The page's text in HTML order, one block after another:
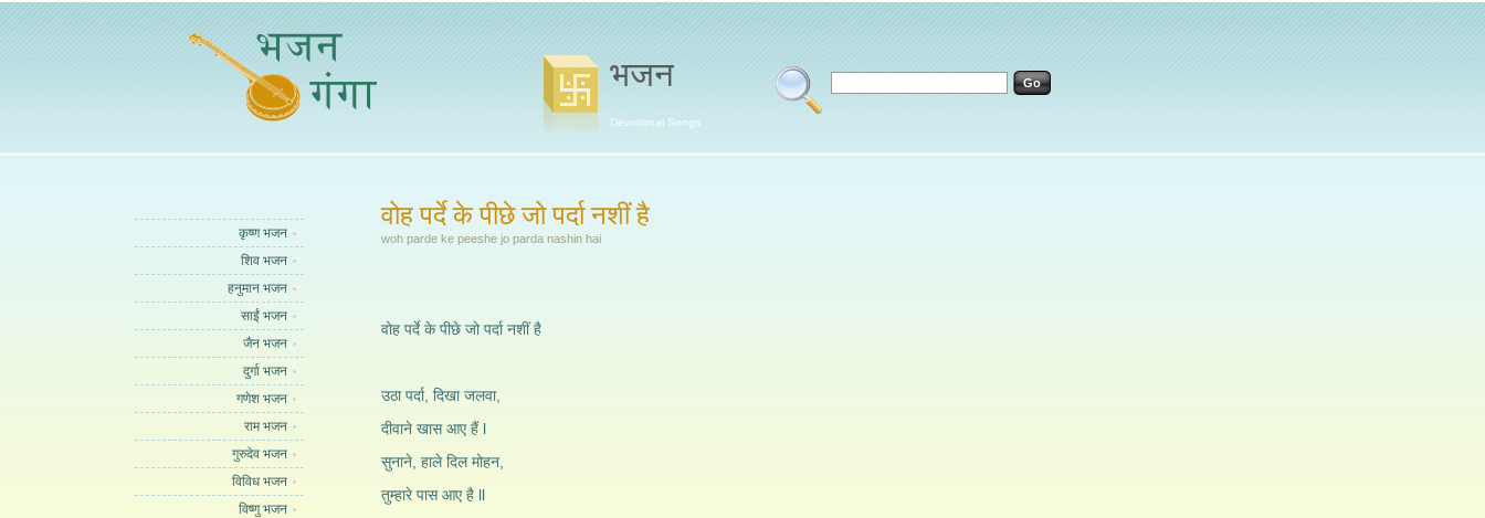
भजन
Devotional Songs
कृष्ण भजन
शिव भजन
हनुमान भजन
साईं भजन
जैन भजन
दुर्गा भजन
गणेश भजन
राम भजन
गुरुदेव भजन
विविध भजन
विष्णु भजन
वोह पर्दे के पीछे जो पर्दा नशीं है
woh parde ke peeshe jo parda nashin hai
वोह पर्दे के पीछे जो पर्दा नशीं है
उठा पर्दा, दिखा जलवा,
दीवाने खास आए हैं l
सुनाने, हाले दिल मोहन,
तुम्हारे पास आए है ll